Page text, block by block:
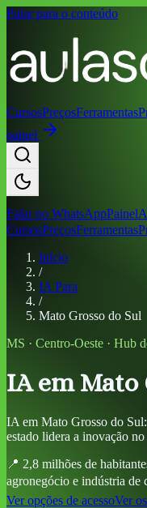
Pular para o conteúdo
CursosPreçosFerramentas
painel
Falar no WhatsAppPainel
CursosPreçosFerramentas
Início
/
IA Para
/
Mato Grosso do Sul
MS · Centro-Oeste · Hub
IAem Mato
IA em Mato Grosso do
estado lidera a inovação
📍 2,8 milhões de
agronegócio e indústria de
Ver opções de acessoVer